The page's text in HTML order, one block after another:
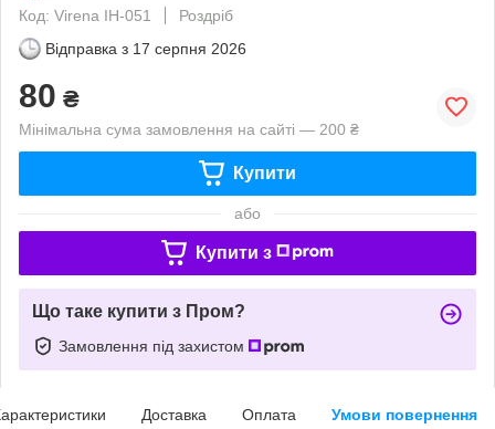
Код: Virena ІН-051
Роздріб
Відправка з 17 серпня 2026
80 ₴
Мінімальна сума замовлення на сайті — 200 ₴
Купити
або
Купити з
Що таке купити з Пром?
Замовлення під захистом
Доставка Оплата Умови повернення